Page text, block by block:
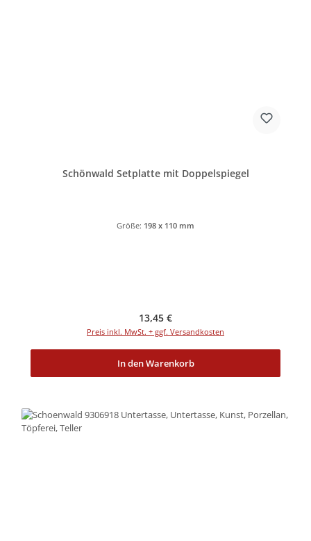
Schönwald Setplatte mit Doppelspiegel
Größe: 198 x 110 mm
Regulärer Preis:
13,45 €
Preis inkl. MwSt. + ggf. Versandkosten
In den Warenkorb